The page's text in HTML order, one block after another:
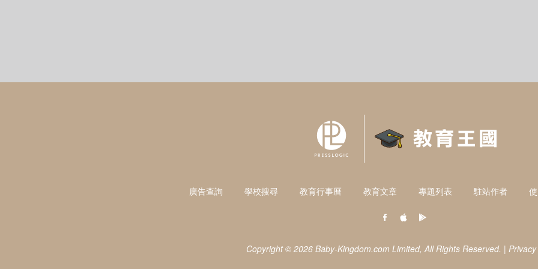
廣告查詢 學校搜尋 教育行事曆 教育文章 專題列表 駐站作者
Copyright © 2026 Baby-Kingdom.com Limited, All Rights Reserved. |